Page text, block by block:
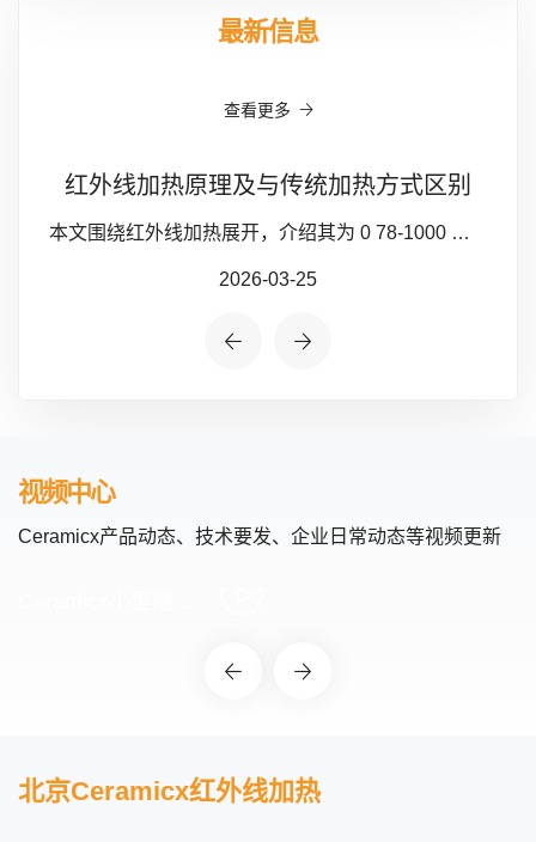
最新信息
查看更多
红外线加热原理及与传统加热方式区别
本文围绕红外线加热展开，介绍其为 0 78-1000 微米的电磁波，分短波、中波、长波，依托分子共振实现无介质传热。对比热传导、热对流的特性，凸显红外加热升温快、节能、精准、无损伤且适配真空的优势，为工业加热应用提供理论支撑。
2026-03-25
视频中心
Ceramicx产品动态、技术要发、企业日常动态等视频更新
北京Ceramicx红外线加热